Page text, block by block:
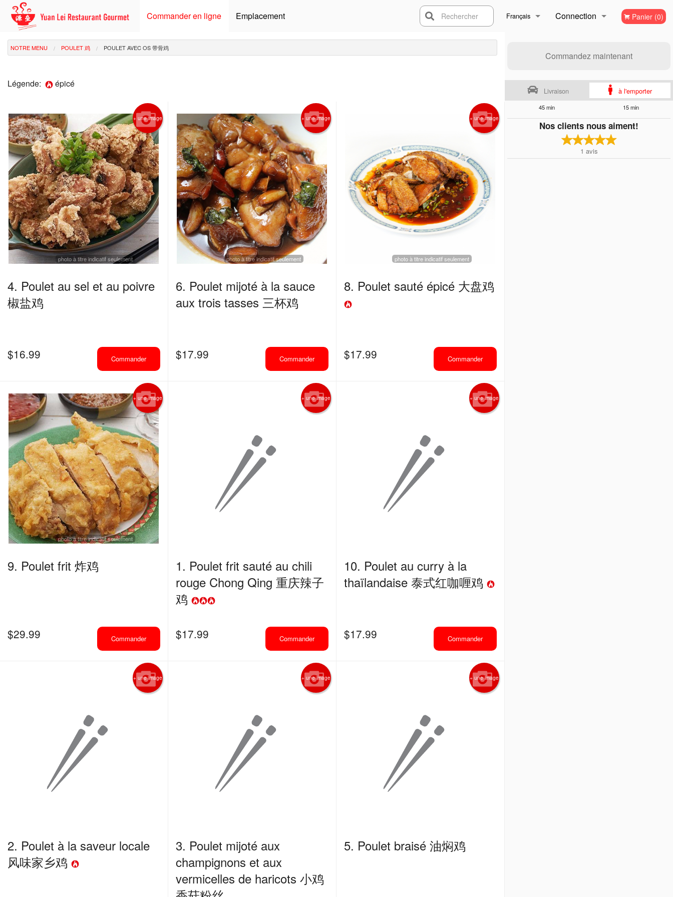
Commander en ligne Emplacement Français
English
Connection Panier (0)
Rechercher
Commandez maintenant
Livraison à l'emporter
45 min 15 min
Nos clients nous aiment!
1 avis
NOTRE MENU POULET 鸡 POULET AVEC OS 带骨鸡
Légende: épicé
+ une image
photo à titre indicatif seulement
4. Poulet au sel et au poivre
椒盐鸡
$16.99 Commander
+ une image
photo à titre indicatif seulement
6. Poulet mijoté à la sauce
aux trois tasses 三杯鸡
$17.99 Commander
+ une image
photo à titre indicatif seulement
8. Poulet sauté épicé 大盘鸡
$17.99 Commander
+ une image
photo à titre indicatif seulement
9. Poulet frit 炸鸡
$29.99 Commander
+ une image
1. Poulet frit sauté au chili
rouge Chong Qing 重庆辣子
鸡
$17.99 Commander
+ une image
10. Poulet au curry à la
thaïlandaise 泰式红咖喱鸡
$17.99 Commander
+ une image
2. Poulet à la saveur locale
风味家乡鸡
+ une image
3. Poulet mijoté aux
champignons et aux
vermicelles de haricots 小鸡
+ une image
5. Poulet braisé 油焖鸡